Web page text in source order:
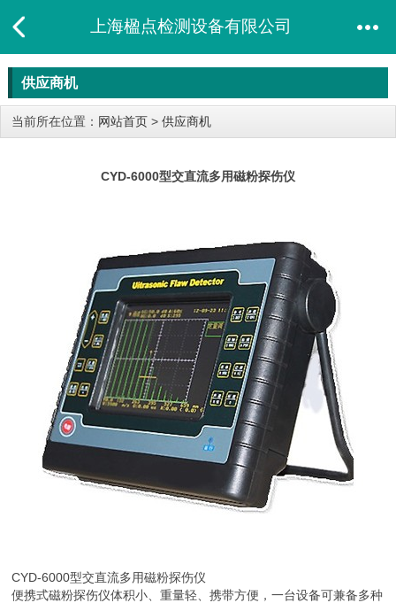
上海楹点检测设备有限公司
供应商机
当前所在位置： 网站首页 > 供应商机
CYD-6000型交直流多用磁粉探伤仪
CYD-6000型交直流多用磁粉探伤仪
便携式磁粉探伤仪体积小、重量轻、携带方便，一台设备可兼备多种